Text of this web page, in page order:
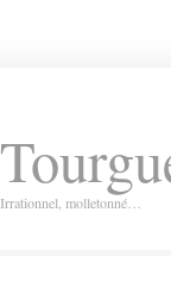
Irrationnel, molletonné…